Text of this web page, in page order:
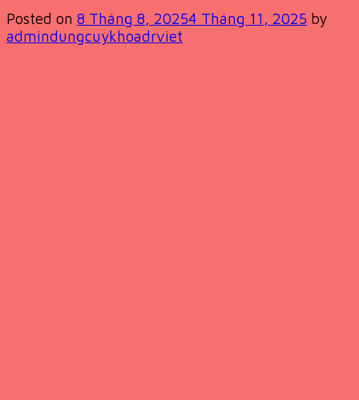
Posted on 8 Tháng 8, 20254 Tháng 11, 2025 by
admindungcuykhoadrviet